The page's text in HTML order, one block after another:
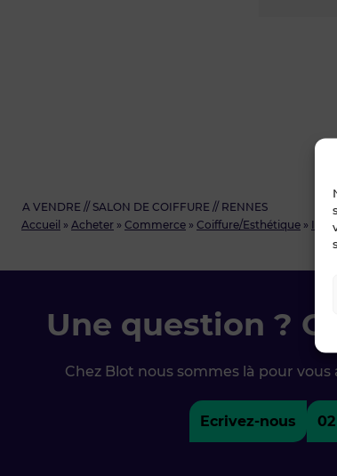
Accueil » Acheter » Commerce » Coiffure/Esthétique » Ille-
A VENDRE // SALON DE COIFFURE // RENNES
Une question ?
Chez Blot nous sommes là pour
Ecrivez-nous